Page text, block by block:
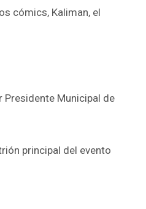
cómics, Kaliman, el
Presidente Municipal de
principal del evento